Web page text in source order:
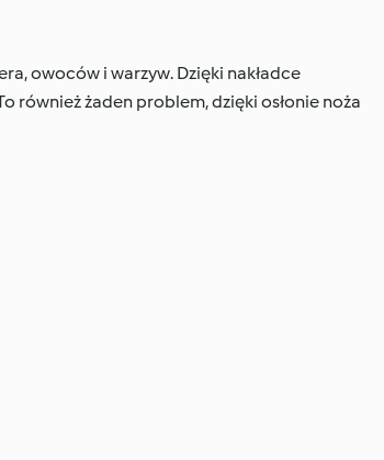
owoców i warzyw. Dzięki nakładce
również żaden problem, dzięki osłonie noża